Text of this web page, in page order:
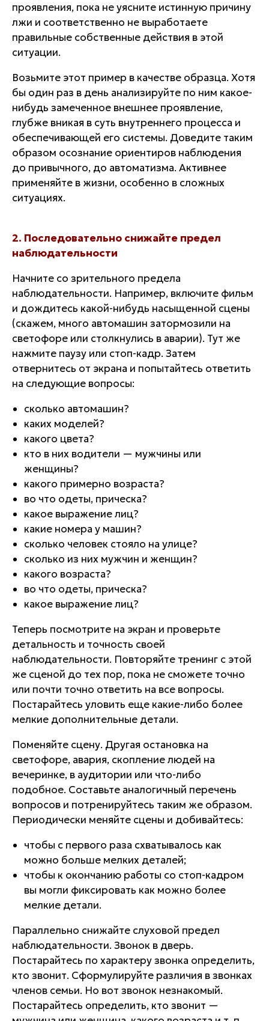
проявления, пока не уясните истинную причину
лжи и соответственно не выработаете
правильные собственные действия в этой
ситуации.
Возьмите этот пример в качестве образца. Хотя
бы один раз в день анализируйте по ним какое-
нибудь замеченное внешнее проявление,
глубже вникая в суть внутреннего процесса и
обеспечивающей его системы. Доведите таким
образом осознание ориентиров наблюдения
до привычного, до автоматизма. Активнее
применяйте в жизни, особенно в сложных
ситуациях.
2. Последовательно снижайте предел
наблюдательности
Начните со зрительного предела
наблюдательности. Например, включите фильм
и дождитесь какой-нибудь насыщенной сцены
(скажем, много автомашин затормозили на
светофоре или столкнулись в аварии). Тут же
нажмите паузу или стоп-кадр. Затем
отвернитесь от экрана и попытайтесь ответить
на следующие вопросы:
сколько автомашин?
каких моделей?
какого цвета?
кто в них водители — мужчины или
женщины?
какого примерно возраста?
во что одеты, прическа?
какое выражение лиц?
какие номера у машин?
сколько человек стояло на улице?
сколько из них мужчин и женщин?
какого возраста?
во что одеты, прическа?
какое выражение лиц?
Теперь посмотрите на экран и проверьте
детальность и точность своей
наблюдательности. Повторяйте тренинг с этой
же сценой до тех пор, пока не сможете точно
или почти точно ответить на все вопросы.
Постарайтесь уловить еще какие-либо более
мелкие дополнительные детали.
Поменяйте сцену. Другая остановка на
светофоре, авария, скопление людей на
вечеринке, в аудитории или что-либо
подобное. Составьте аналогичный перечень
вопросов и потренируйтесь таким же образом.
Периодически меняйте сцены и добивайтесь:
чтобы с первого раза схватывалось как
можно больше мелких деталей;
чтобы к окончанию работы со стоп-кадром
вы могли фиксировать как можно более
мелкие детали.
Параллельно снижайте слуховой предел
наблюдательности. Звонок в дверь.
Постарайтесь по характеру звонка определить,
кто звонит. Сформулируйте различия в звонках
членов семьи. Но вот звонок незнакомый.
Постарайтесь определить, кто звонит —